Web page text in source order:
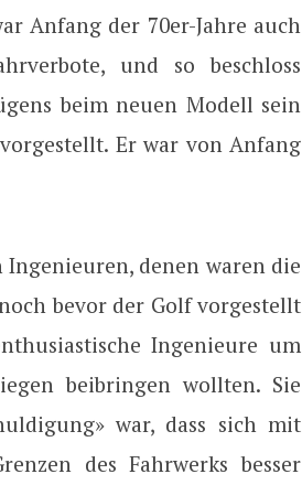
Anfang der 70er-Jahre auch
und so beschloss
beim neuen Modell sein
Er war von Anfang
Ingenieuren, denen waren die
bevor der Golf vorgestellt
Ingenieure um
beibringen wollten. Sie
war, dass sich mit
des Fahrwerks besser